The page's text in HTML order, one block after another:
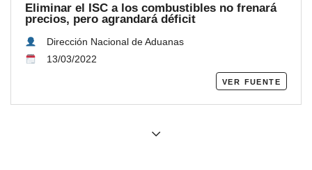
Eliminar el ISC a los combustibles no frenará
precios, pero agrandará déficit
Dirección Nacional de Aduanas
13/03/2022
ver fuente